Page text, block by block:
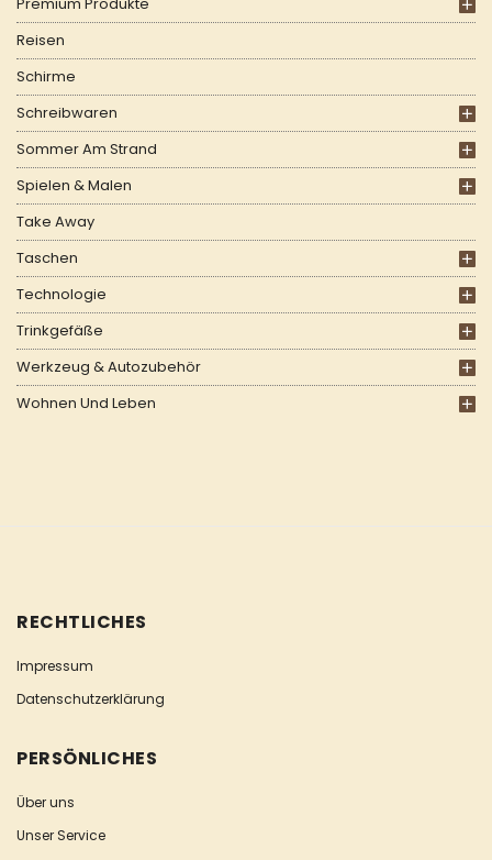
Reisen
Schirme
Schreibwaren
Sommer Am Strand
Spielen & Malen
Take Away
Taschen
Technologie
Trinkgefäße
Werkzeug & Autozubehör
Wohnen Und Leben
RECHTLICHES
Impressum
Datenschutzerklärung
PERSÖNLICHES
Über uns
Unser Service